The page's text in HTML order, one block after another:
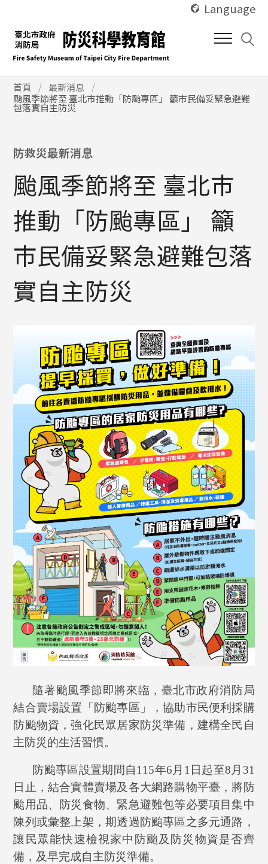
快
捷
Alt
+
Language
使
用
快
Alt
C
首頁
最新消息
颱風季節將至 臺北市推動「防颱專區」 籲市民備妥緊急避難
包落實自主防災
防救災最新消息
颱風季節將至 臺北市
推動「防颱專區」 籲
市民備妥緊急避難包落
實自主防災
隨著颱風季節即將來臨，臺北市政府消防局
結合賣場設置「防颱專區」，協助市民便利採購
防颱物資，強化民眾居家防災準備，建構全民自
主防災的生活習慣。
防颱專區設置期間自115年6月 1 日起至8月 31
日止，結合實體賣場及各大網路購物平臺，將防
颱用品、防災食物、緊急避難包等必要項目集中
陳列或彙整上架，期透過防颱專區之多元通路，
讓民眾能快速檢視家中防颱及防災物資是否齊
備，及早完成自主防災準備。